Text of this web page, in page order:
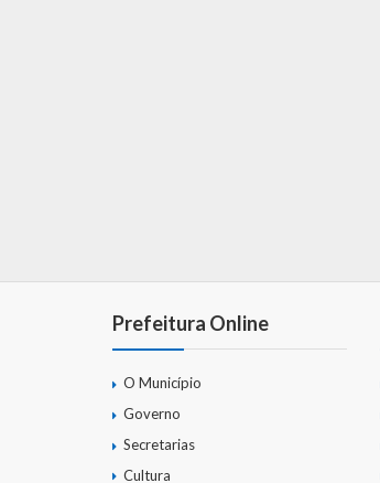
Prefeitura Online
O Município
Governo
Secretarias
Cultura